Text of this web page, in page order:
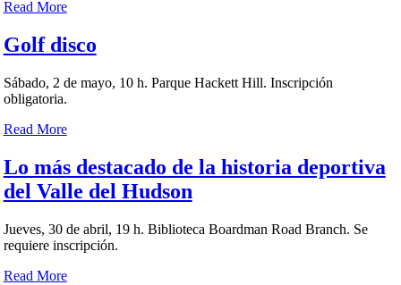
Read More
Golf disco
Sábado, 2 de mayo, 10 h. Parque Hackett Hill. Inscripción
obligatoria.
Read More
Lo más destacado de la historia deportiva
del Valle del Hudson
Jueves, 30 de abril, 19 h. Biblioteca Boardman Road Branch. Se
requiere inscripción.
Read More